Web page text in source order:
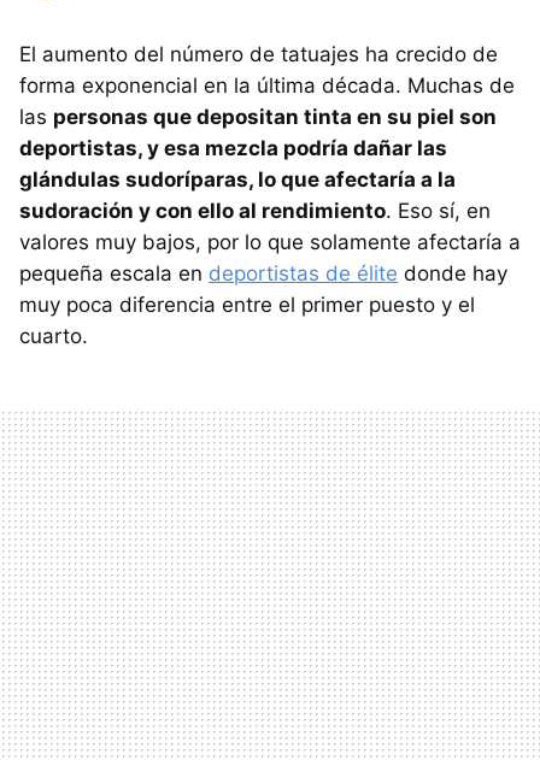
El aumento del número de tatuajes ha crecido de
forma exponencial en la última década. Muchas de
las personas que depositan tinta en su piel son
deportistas, y esa mezcla podría dañar las
glándulas sudoríparas, lo que afectaría a la
sudoración y con ello al rendimiento. Eso sí, en
valores muy bajos, por lo que solamente afectaría a
pequeña escala en deportistas de élite donde hay
muy poca diferencia entre el primer puesto y el
cuarto.